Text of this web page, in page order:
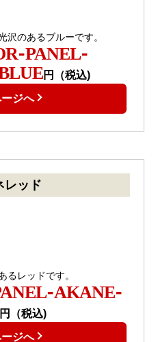
沢のあるブルーです。
PANEL-
円（税込)
ジへ
レッド
るレッドです。
AKANE-
（税込)
ジへ